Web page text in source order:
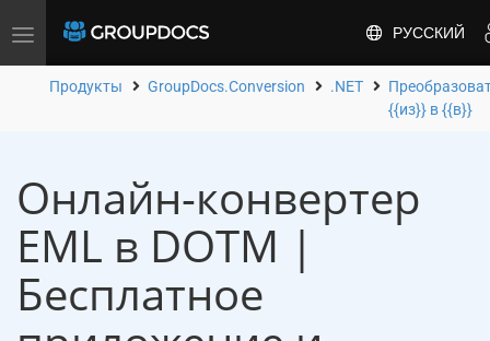
Toggle
РУССКИЙ
Продукты GroupDocs.Conversion .NET
{{из}} в {{в}}
Онлайн-конвертер
EML в DOTM |
Бесплатное